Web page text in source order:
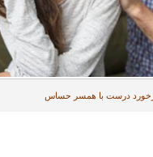
درست با همسر حساس